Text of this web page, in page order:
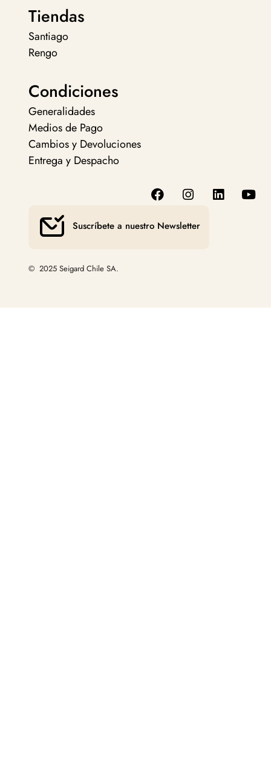
Tiendas
Santiago
Rengo
Condiciones
Generalidades
Medios de Pago
Cambios y Devoluciones
Entrega y Despacho
Suscríbete a nuestro Newsletter
© 2025 Seigard Chile SA.